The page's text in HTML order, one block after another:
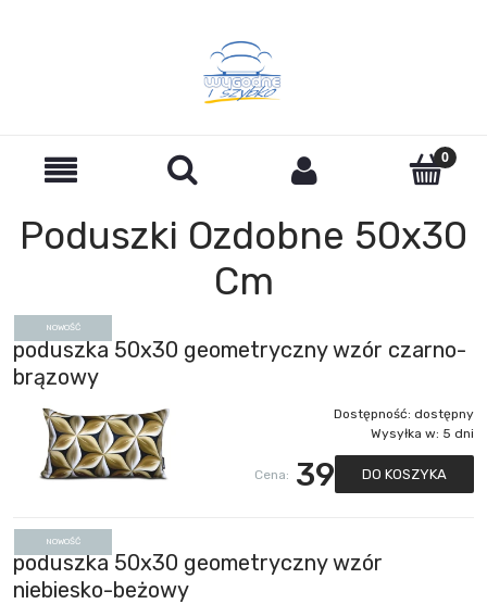
Poduszki Ozdobne 50x30
Cm
poduszka 50x30 geometryczny wzór czarno-
brązowy
Dostępność: dostępny
Wysyłka w: 5 dni
Cena: 39 DO KOSZYKA
NOWOŚĆ
poduszka 50x30 geometryczny wzór
niebiesko-beżowy
NOWOŚĆ